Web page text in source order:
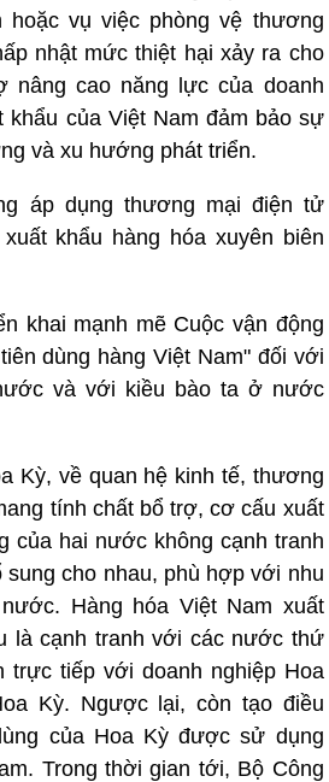
vụ việc phòng vệ thương
nhật mức thiệt hại xảy ra cho
nâng cao năng lực của doanh
khẩu của Việt Nam đảm bảo sự
và xu hướng phát triển.
áp dụng thương mại điện tử
khẩu hàng hóa xuyên biên
khai mạnh mẽ Cuộc vận động
dùng hàng Việt Nam" đối với
và với kiều bào ta ở nước
Kỳ, về quan hệ kinh tế, thương
tính chất bổ trợ, cơ cấu xuất
của hai nước không cạnh tranh
cho nhau, phù hợp với nhu
Hàng hóa Việt Nam xuất
là cạnh tranh với các nước thứ
trực tiếp với doanh nghiệp Hoa
Kỳ. Ngược lại, còn tạo điều
của Hoa Kỳ được sử dụng
Trong thời gian tới, Bộ Công